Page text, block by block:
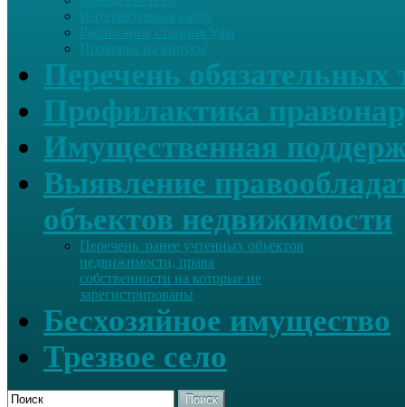
Интерактивная карта
Расписание станция Уфа
Проверка на вирусы
Перечень обязательных
Профилактика
Имущественная
Выявление
объектов недвижимости
Перечень ранее учтенных объектов
недвижимости, права
собственности на которые не
зарегистрированы
Бесхозяйное имущество
Трезвое село
Поиск